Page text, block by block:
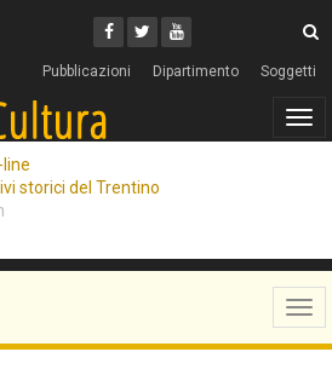
Facebook
Twitter
Youtube
Pubblicazioni Dipartimento Soggetti
storici del Trentino